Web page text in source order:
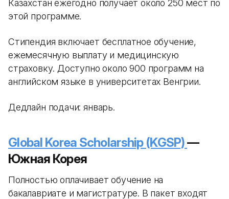
Казахстан ежегодно получает около 250 мест по
этой программе.
Стипендия включает бесплатное обучение,
ежемесячную выплату и медицинскую
страховку. Доступно около 900 программ на
английском языке в университетах Венгрии.
Дедлайн подачи: январь.
Global Korea Scholarship (KGSP)—
Южная Корея
Полностью оплачивает обучение на
бакалавриате и магистратуре. В пакет входят